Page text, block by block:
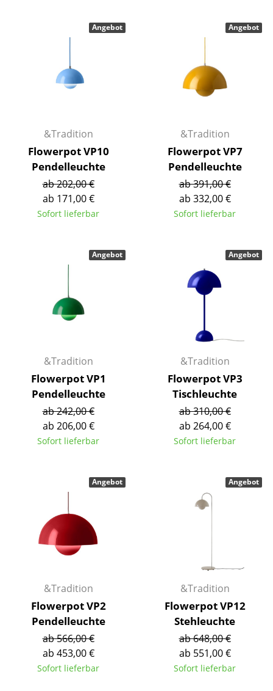
Einzelteile
... alle Aufbewahrungsmöbel
Tischleuchten
Schreibtischleuchten
Stehleuchten & Leseleuchten
Bodenleuchten
Outdoor-Leuchten
Akkuleuchten
... alle Leuchten
Doppelbetten
Einzelbetten
Stapelbetten
Kinderbetten
... alle Betten
Accessoires
Uhren
Figuren & Miniaturen
Vasen
Tabletts
Büroutensilien
&Tradition
Flowerpot VP10
Pendelleuchte
ab 202,00 €
ab 171,00 €
Sofort lieferbar
Angebot
&Tradition
Flowerpot VP7
Pendelleuchte
ab 391,00 €
ab 332,00 €
Sofort lieferbar
Angebot
&Tradition
Flowerpot VP1
Pendelleuchte
ab 242,00 €
ab 206,00 €
Sofort lieferbar
Angebot
&Tradition
Flowerpot VP3
Tischleuchte
ab 310,00 €
ab 264,00 €
Sofort lieferbar
Angebot
&Tradition
Flowerpot VP2
Pendelleuchte
ab 566,00 €
ab 453,00 €
Sofort lieferbar
Angebot
&Tradition
Flowerpot VP12
Stehleuchte
ab 648,00 €
ab 551,00 €
Sofort lieferbar
Angebot